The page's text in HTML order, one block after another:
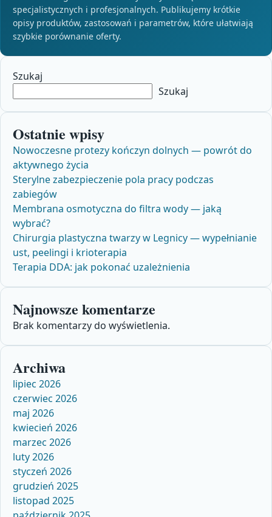
specjalistycznych i profesjonalnych. Publikujemy krótkie
opisy produktów, zastosowań i parametrów, które ułatwiają
szybkie porównanie oferty.
Szukaj
Szukaj
Ostatnie wpisy
Nowoczesne protezy kończyn dolnych — powrót do
aktywnego życia
Sterylne zabezpieczenie pola pracy podczas
zabiegów
Membrana osmotyczna do filtra wody — jaką
wybrać?
Chirurgia plastyczna twarzy w Legnicy — wypełnianie
ust, peelingi i krioterapia
Terapia DDA: jak pokonać uzależnienia
Najnowsze komentarze
Brak komentarzy do wyświetlenia.
Archiwa
lipiec 2026
czerwiec 2026
maj 2026
kwiecień 2026
marzec 2026
luty 2026
styczeń 2026
grudzień 2025
listopad 2025